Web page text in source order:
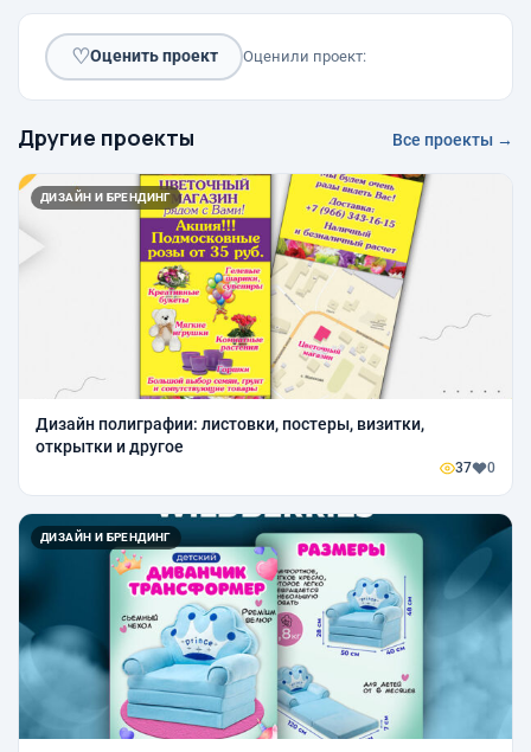
♡Оценить проект Оценили проект:
Другие проекты Все проекты →
ДИЗАЙН И БРЕНДИНГ
Дизайн полиграфии: листовки, постеры, визитки,
открытки и другое
37 0
ДИЗАЙН И БРЕНДИНГ